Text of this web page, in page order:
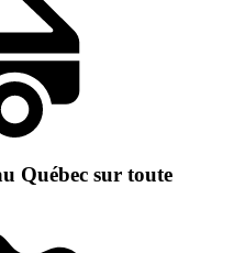
Québec sur toute